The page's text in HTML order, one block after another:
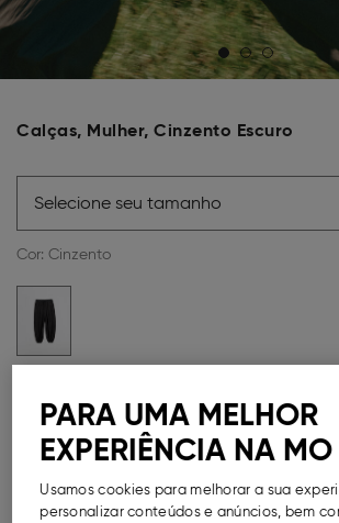
Calças, Mulher, Cinzento Escuro
Selecione seu tamanho
Cor: Cinzento
Métodos de Pagamento Disponíveis
PARA UMA MELHOR
EXPERIÊNCIA NA MO
Usamos cookies para melhorar a sua
personalizar conteúdos e anúncios, bem